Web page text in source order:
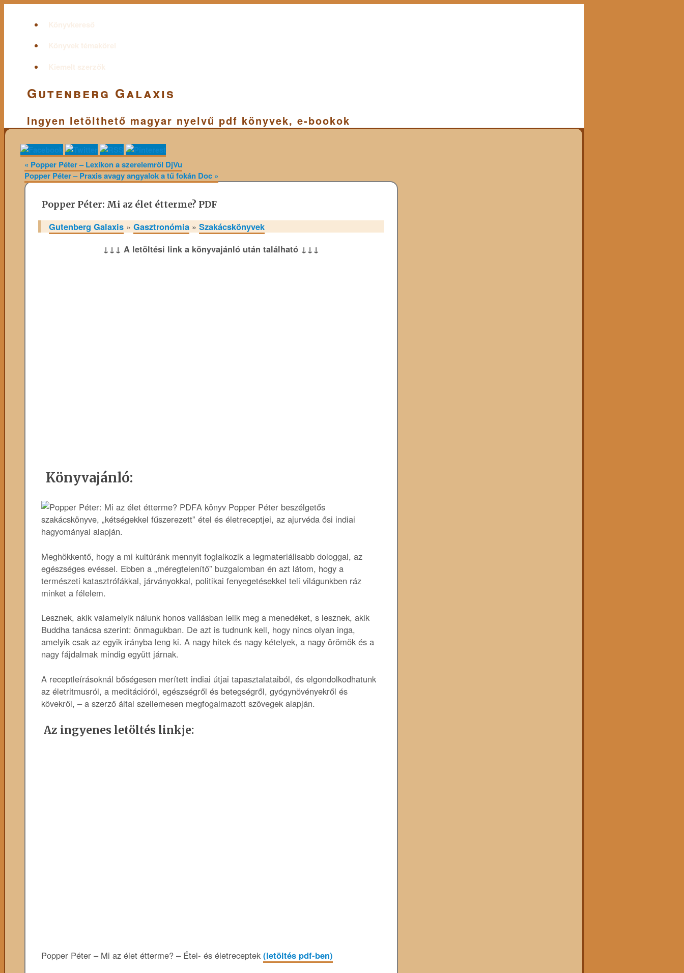
Könyvkereső
Könyvek témakörei
Kiemelt szerzők
Gutenberg Galaxis
Ingyen letölthető magyar nyelvű pdf könyvek, e-bookok
« Popper Péter – Lexikon a szerelemről DjVu
Popper Péter – Praxis avagy angyalok a tű fokán Doc »
Popper Péter: Mi az élet étterme? PDF
Gutenberg Galaxis » Gasztronómia » Szakácskönyvek
↓↓↓ A letöltési link a könyvajánló után található ↓↓↓
Könyvajánló:
A könyv Popper Péter beszélgetős
szakácskönyve, „kétségekkel fűszerezett” étel és életreceptjei, az ajurvéda ősi indiai
hagyományai alapján.
Meghökkentő, hogy a mi kultúránk mennyit foglalkozik a legmateriálisabb dologgal, az
egészséges evéssel. Ebben a „méregtelenítő” buzgalomban én azt látom, hogy a
természeti katasztrófákkal, járványokkal, politikai fenyegetésekkel teli világunkben ráz
minket a félelem.
Lesznek, akik valamelyik nálunk honos vallásban lelik meg a menedéket, s lesznek, akik
Buddha tanácsa szerint: önmagukban. De azt is tudnunk kell, hogy nincs olyan inga,
amelyik csak az egyik irányba leng ki. A nagy hitek és nagy kételyek, a nagy örömök és a
nagy fájdalmak mindig együtt járnak.
A receptleírásoknál bőségesen merített indiai útjai tapasztalataiból, és elgondolkodhatunk
az életritmusról, a meditációról, egészségről és betegségről, gyógynövényekről és
kövekről, – a szerző által szellemesen megfogalmazott szövegek alapján.
Az ingyenes letöltés linkje:
Popper Péter – Mi az élet étterme? – Étel- és életreceptek (letöltés pdf-ben)